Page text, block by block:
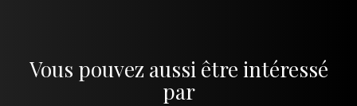
Vous pouvez aussi être intéressé
par